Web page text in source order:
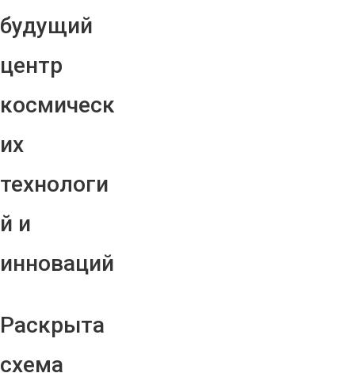
будущий
центр
космическ
их
технологи
й и
инноваций
Раскрыта
схема